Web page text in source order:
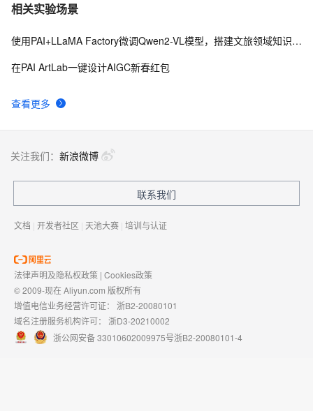
相关实验场景
查看更多
使用PAI+LLaMA Factory微调Qwen2-VL模型，搭建文旅领域知识问答机器人
在PAI ArtLab一键设计AIGC新春红包
关注我们： 新浪微博
联系我们
文档 | 开发者社区 | 天池大赛 | 培训与认证
法律声明及隐私权政策 | Cookies政策
© 2009-现在 Aliyun.com 版权所有
增值电信业务经营许可证： 浙B2-20080101
域名注册服务机构许可： 浙D3-20210002
浙公网安备 33010602009975号浙B2-20080101-4